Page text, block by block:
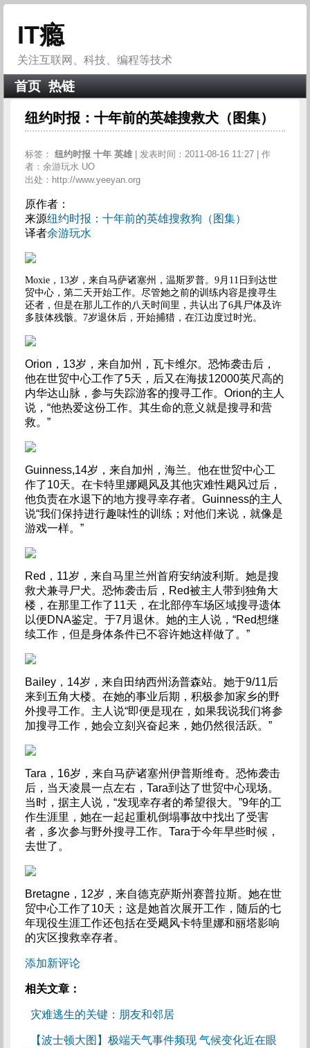
IT瘾
关注互联网、科技、编程等技术
首页 热链
纽约时报：十年前的英雄搜救犬（图集）
标签： 纽约时报 十年 英雄
| 发表时间：2011-08-16 11:27 | 作
者：余游玩水 UO
出处：http://www.yeeyan.org
原作者：
来源纽约时报：十年前的英雄搜救狗（图集）
译者余游玩水
Moxie， 13岁，来自马萨诸塞州，温斯罗普。 9月 11 日 到达世
贸中心，第二天开始工作。尽管她之前的训练内容是搜寻生
还者，但是在那儿工作的八天时间里，共认出了6具尸体及许
多肢体残骸。 7岁退休后，开始捕猎， 在江边度过时光。
Orion ， 13岁，来自加州，瓦卡维尔。恐怖袭击后，
他在世贸中心工作了5天，后又在海拔12000英尺高的
内华达山脉，参与失踪游客的搜寻工作。 Orion的主人
说，“他热爱这份工作。其生命的意义就是搜寻和营
救。”
Guinness,14岁，来自加州，海兰。他在世贸中心工
作了10天。在卡特里娜飓风及其他灾难性飓风过后，
他负责在水退下的地方搜寻幸存者。 Guinness的主人
说“我们保持进行趣味性的训练；对他们来说，就像是
游戏一样。”
Red ， 11岁，来自马里兰州首府安纳波利斯。她是搜
救犬兼寻尸犬。恐怖袭击后， Red被主人带到独角大
楼，在那里工作了11天，在北部停车场区域搜寻遗体
以便DNA鉴定。于7月退休。她的主人说，“Red想继
续工作，但是身体条件已不容许她这样做了。”
Bailey， 14岁，来自田纳西州汤普森站。她于9/11后
来到五角大楼。在她的事业后期，积极参加家乡的野
外搜寻工作。主人说“即便是现在，如果我说我们将参
加搜寻工作，她会立刻兴奋起来，她仍然很活跃。”
Tara ， 16岁，来自马萨诸塞州伊普斯维奇。恐怖袭击
后，当天凌晨一点左右， Tara到达了世贸中心现场。
当时，据主人说，“发现幸存者的希望很大。”9年的工
作生涯里，她在一起起重机倒塌事故中找出了受害
者，多次参与野外搜寻工作。 Tara于今年早些时候，
去世了。
Bretagne， 12岁，来自德克萨斯州赛普拉斯。她在世
贸中心工作了10天；这是她首次展开工作，随后的七
年现役生涯工作还包括在受飓风卡特里娜和丽塔影响
的灾区搜救幸存者。
添加新评论
相关文章：
灾难逃生的关键：朋友和邻居
【波士顿大图】极端天气事件频现 气候变化近在眼